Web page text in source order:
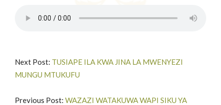
Next Post: TUSIAPE ILA KWA JINA LA MWENYEZI
MUNGU MTUKUFU
Previous Post: WAZAZI WATAKUWA WAPI SIKU YA